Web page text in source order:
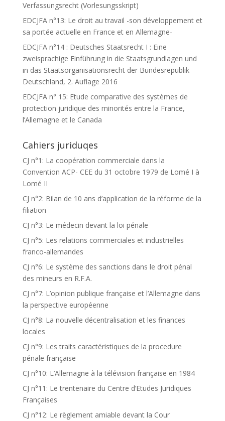
Verfassungsrecht (Vorlesungsskript)
EDCJFA n°13: Le droit au travail -son développement et
sa portée actuelle en France et en Allemagne-
EDCJFA n°14 : Deutsches Staatsrecht I : Eine
zweisprachige Einführung in die Staatsgrundlagen und
in das Staatsorganisationsrecht der Bundesrepublik
Deutschland, 2. Auflage 2016
EDCJFA n° 15: Etude comparative des systèmes de
protection juridique des minorités entre la France,
l’Allemagne et le Canada
Cahiers juriduqes
CJ n°1: La coopération commerciale dans la
Convention ACP- CEE du 31 octobre 1979 de Lomé I à
Lomé II
CJ n°2: Bilan de 10 ans d’application de la réforme de la
filiation
CJ n°3: Le médecin devant la loi pénale
CJ n°5: Les relations commerciales et industrielles
franco-allemandes
CJ n°6: Le système des sanctions dans le droit pénal
des mineurs en R.F.A.
CJ n°7: L’opinion publique française et l’Allemagne dans
la perspective européenne
CJ n°8: La nouvelle décentralisation et les finances
locales
CJ n°9: Les traits caractéristiques de la procedure
pénale française
CJ n°10: L’Allemagne à la télévision française en 1984
CJ n°11: Le trentenaire du Centre d’Etudes Juridiques
Françaises
CJ n°12: Le règlement amiable devant la Cour